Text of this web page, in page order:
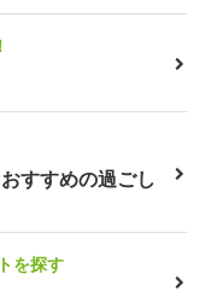
すすめの過ごし
を探す